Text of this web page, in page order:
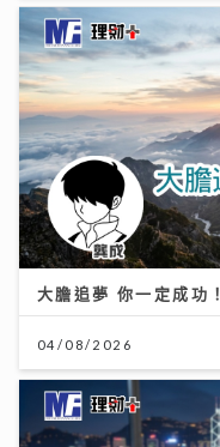
大膽追夢 你一定成功！
04/08/2026